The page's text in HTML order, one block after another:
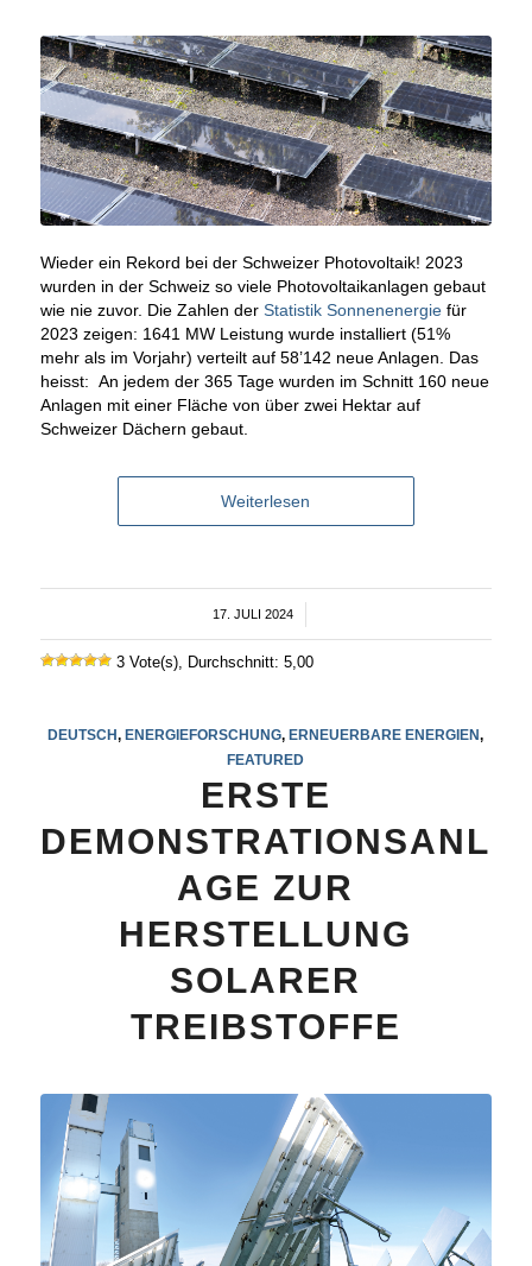
Wieder ein Rekord bei der Schweizer Photovoltaik! 2023
wurden in der Schweiz so viele Photovoltaikanlagen gebaut
wie nie zuvor. Die Zahlen der Statistik Sonnenenergiefür
2023 zeigen: 1641 MW Leistung wurde installiert (51%
mehr als im Vorjahr) verteilt auf 58’142 neue Anlagen. Das
heisst: An jedem der 365 Tage wurden im Schnitt 160 neue
Anlagen mit einer Fläche von über zwei Hektar auf
Schweizer Dächern gebaut.
Weiterlesen
17. JULI 2024
3 Vote(s), Durchschnitt: 5,00
DEUTSCH, ENERGIEFORSCHUNG, ERNEUERBARE ENERGIEN,
FEATURED
ERSTE
DEMONSTRATIONSANL
AGE ZUR
HERSTELLUNG
SOLARER
TREIBSTOFFE